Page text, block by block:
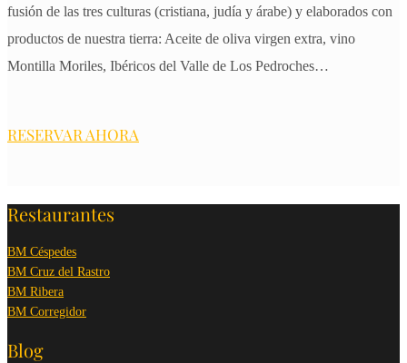
fusión de las tres culturas (cristiana, judía y árabe) y elaborados con
productos de nuestra tierra: Aceite de oliva virgen extra, vino
Montilla Moriles, Ibéricos del Valle de Los Pedroches…
RESERVAR AHORA
Restaurantes
BM Céspedes
BM Cruz del Rastro
BM Ribera
BM Corregidor
Blog